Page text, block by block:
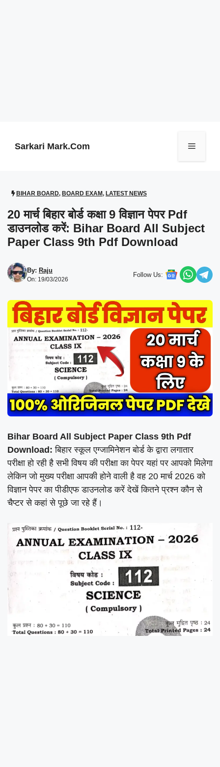
Sarkari Mark.Com Menu
BIHAR BOARD, BOARD EXAM, LATEST NEWS
20 मार्च बिहार बोर्ड कक्षा 9 विज्ञान पेपर Pdf
डाउनलोड करें: Bihar Board All Subject
Paper Class 9th Pdf Download
By: Raju
On: 19/03/2026
Follow Us:
Bihar Board All Subject Paper Class 9th Pdf
Download:बिहार स्कूल एग्जामिनेशन बोर्ड के द्वारा लगातार
परीक्षा हो रही है सभी विषय की परीक्षा का पेपर यहां पर आपको मिलेगा
लेकिन जो मुख्य परीक्षा आपकी होने वाली है वह 20 मार्च 2026 को
विज्ञान पेपर का पीडीएफ डाउनलोड करें देखें कितने प्रश्न कौन से
चैप्टर से कहां से पूछे जा रहे हैं।